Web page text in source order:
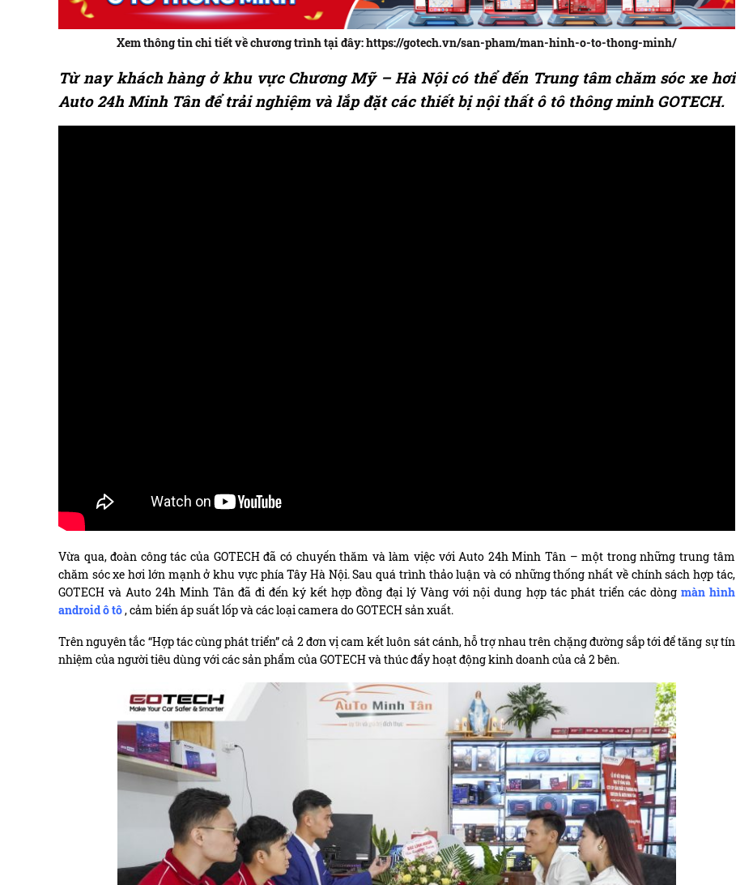
Xem thông tin chi tiết về chương trình tại đây: https://gotech.vn/san-pham/man-hinh-o-to-thong-minh/
Từ nay khách hàng ở khu vực Chương Mỹ – Hà Nội có thể đến Trung tâm chăm sóc xe hơi
Auto 24h Minh Tân để trải nghiệm và lắp đặt các thiết bị nội thất ô tô thông minh GOTECH.
Vừa qua, đoàn công tác của GOTECH đã có chuyến thăm và làm việc với Auto 24h Minh Tân – một trong những trung tâm
chăm sóc xe hơi lớn mạnh ở khu vực phía Tây Hà Nội. Sau quá trình thảo luận và có những thống nhất về chính sách hợp tác,
GOTECH và Auto 24h Minh Tân đã đi đến ký kết hợp đồng đại lý Vàng với nội dung hợp tác phát triển các dòng màn hình
android ô tô, cảm biến áp suất lốp và các loại camera do GOTECH sản xuất.
Trên nguyên tắc “Hợp tác cùng phát triển” cả 2 đơn vị cam kết luôn sát cánh, hỗ trợ nhau trên chặng đường sắp tới để tăng sự tín
nhiệm của người tiêu dùng với các sản phẩm của GOTECH và thúc đẩy hoạt động kinh doanh của cả 2 bên.